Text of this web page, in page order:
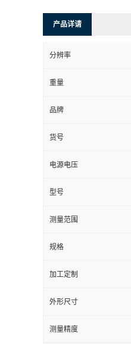
产品详请
分辨率
重量
品牌
货号
电源电压
型号
测量范围
规格
加工定制
外形尺寸
测量精度